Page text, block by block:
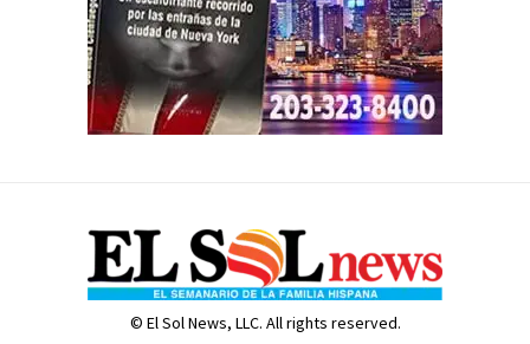
© El Sol News, LLC. All rights reserved.